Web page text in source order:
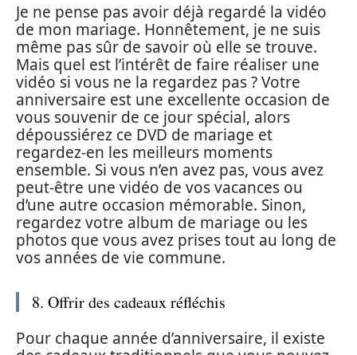
Je ne pense pas avoir déjà regardé la vidéo
de mon mariage. Honnêtement, je ne suis
même pas sûr de savoir où elle se trouve.
Mais quel est l’intérêt de faire réaliser une
vidéo si vous ne la regardez pas ? Votre
anniversaire est une excellente occasion de
vous souvenir de ce jour spécial, alors
dépoussiérez ce DVD de mariage et
regardez-en les meilleurs moments
ensemble. Si vous n’en avez pas, vous avez
peut-être une vidéo de vos vacances ou
d’une autre occasion mémorable. Sinon,
regardez votre album de mariage ou les
photos que vous avez prises tout au long de
vos années de vie commune.
8. Offrir des cadeaux réfléchis
Pour chaque année d’anniversaire, il existe